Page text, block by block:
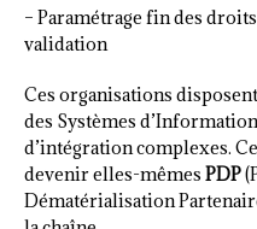
– Paramétrage fin des
validation
Ces organisations
des Systèmes
d’intégration complexes.
devenir elles-mêmes PDP
Dématérialisation